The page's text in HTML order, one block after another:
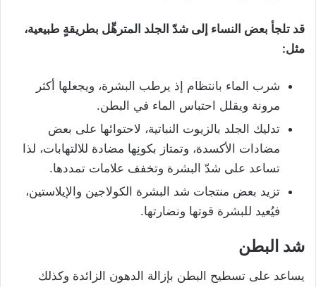
قد تلجأ بعض النساء إلى شدّ الجلد المترهِّل بطريقةٍ طبيعية،
مثل:
شرب الماء بانتظام إذ يرطب البشرة، ويجعلها أكثر
مرونة ويقلل احتباس الماء في البطن.
تدليك الجلد بالزيوت النباتية، لاحتوائها على بعض
مضادات الأكسدة، وتمتاز بكونِها مضادة للالتهابات، لذا
تساعد على شدّ البشرة وتخفف علامات تمددها.
تزيد بعض منتجات شد البشرة الكولاجين والإيلاستين،
فيُعيد للبشرة قوتها ونضارتها.
شد البطن
يساعد على تسطيح البطن بإزالة الدهون الزائدة وكذلك